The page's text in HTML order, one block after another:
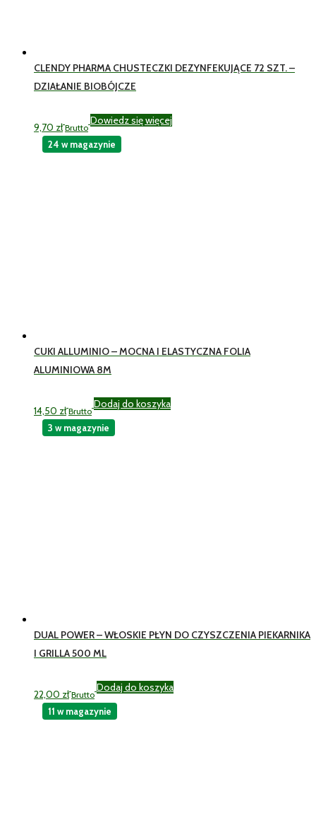
CLENDY PHARMA CHUSTECZKI DEZYNFEKUJĄCE 72 SZT. –
DZIAŁANIE BIOBÓJCZE
9,70 zł Brutto
Dowiedz się więcej
CUKI ALLUMINIO – MOCNA I ELASTYCZNA FOLIA
ALUMINIOWA 8M
14,50 zł Brutto
Dodaj do koszyka
24 w magazynie
DUAL POWER – WŁOSKIE PŁYN DO CZYSZCZENIA PIEKARNIKA
I GRILLA 500 ML
22,00 zł Brutto
Dodaj do koszyka
3 w magazynie
11 w magazynie